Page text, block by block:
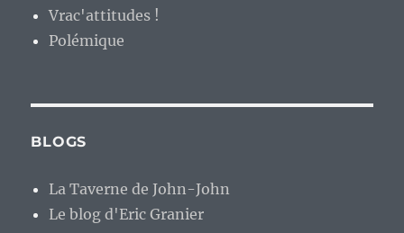
Vrac'attitudes !
Polémique
BLOGS
La Taverne de John-John
Le blog d'Eric Granier